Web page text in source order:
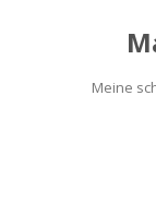
Meine